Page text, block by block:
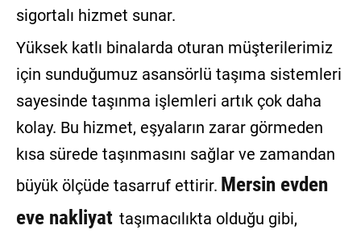
sigortalı hizmet sunar.
Yüksek katlı binalarda oturan müşterilerimiz
için sunduğumuz asansörlü taşıma sistemleri
sayesinde taşınma işlemleri artık çok daha
kolay. Bu hizmet, eşyaların zarar görmeden
kısa sürede taşınmasını sağlar ve zamandan
büyük ölçüde tasarruf ettirir. Mersin evden
eve nakliyat taşımacılıkta olduğu gibi,